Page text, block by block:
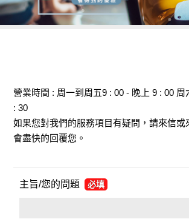
營業時間 : 周一到周五9 : 00 - 晚上 9 : 00 周
: 30
如果您對我們的服務項目有疑問，請來信或
會盡快的回覆您。
主旨/您的問題 必填